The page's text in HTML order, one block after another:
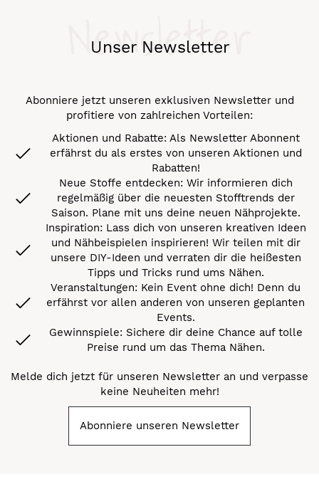
Unser Newsletter
Newsletter
Abonniere jetzt unseren exklusiven Newsletter und
profitiere von zahlreichen Vorteilen:
Aktionen und Rabatte: Als Newsletter Abonnent
erfährst du als erstes von unseren Aktionen und
Rabatten!
Neue Stoffe entdecken: Wir informieren dich
regelmäßig über die neuesten Stofftrends der
Saison. Plane mit uns deine neuen Nähprojekte.
Inspiration: Lass dich von unseren kreativen Ideen
und Nähbeispielen inspirieren! Wir teilen mit dir
unsere DIY-Ideen und verraten dir die heißesten
Tipps und Tricks rund ums Nähen.
Veranstaltungen: Kein Event ohne dich! Denn du
erfährst vor allen anderen von unseren geplanten
Events.
Gewinnspiele: Sichere dir deine Chance auf tolle
Preise rund um das Thema Nähen.
Melde dich jetzt für unseren Newsletter an und verpasse
keine Neuheiten mehr!
Abonniere unseren Newsletter